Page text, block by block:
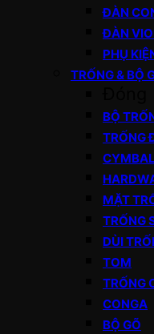
ĐÀN
ĐÀN
PHỤ
TRỐNG & BỘ
BỘ
TRỐNG
MẶT
TRỐNG
DÙI
TOM
TRỐNG
CONGA
BỘ GÕ